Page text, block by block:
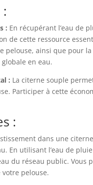
: En récupérant l’eau de
de cette ressource
pelouse, ainsi que pour
en eau.
: La citerne souple
Participer à cette
:
dans une
En utilisant l’eau de
du réseau public. Vous
pelouse.